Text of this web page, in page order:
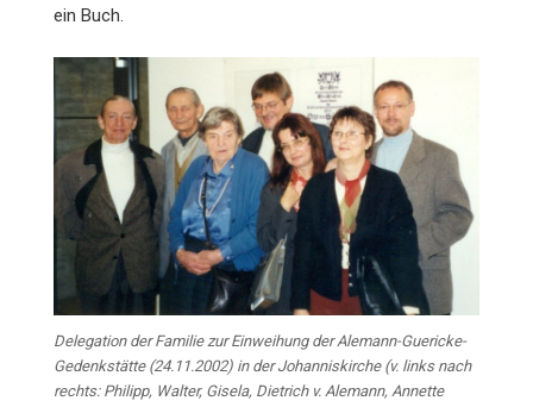
ein Buch.
Delegation der Familie zur Einweihung der Alemann-Guericke-
Gedenkstätte (24.11.2002) in der Johanniskirche (v. links nach
rechts: Philipp, Walter, Gisela, Dietrich v. Alemann, Annette